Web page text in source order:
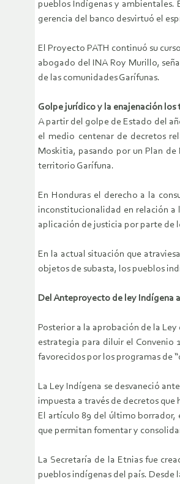
pueblos Indígenas y ambientales.
gerencia del banco desvirtuó el
El Proyecto PATH continuó su
abogado del INA Roy Murillo,
de las comunidades Garífunas.
Golpe jurídico y la enajenación
A partir del golpe de Estado del
el medio centenar de decretos
Moskitia, pasando por un Plan
territorio Garífuna.
En Honduras el derecho a la
inconstitucionalidad en relación a
aplicación de justicia por parte de
En la actual situación que
objetos de subasta, los pueblos
Del Anteproyecto de ley Indígena
Posterior a la aprobación de la
estrategia para diluir el Convenio
favorecidos por los programas de
La Ley Indígena se desvaneció
impuesta a través de decretos que
El artículo 89 del último borrador,
que permitan fomentar y
La Secretaría de la Etnias fue
pueblos indígenas del país. Desde